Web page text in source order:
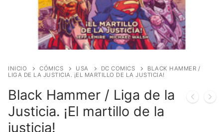
Juegos de cartas
Juegos de dados
Juegos de tablero
Juegos infantiles
Juegos de Rol
Juegos de miniaturas
Cómics
Europeo
Manga
USA
DC Comics
Marvel Comics
Harry Potter
Star Wars
Merchandising
Figuras
Funko POP!
Literatura
Liquidaciones
Contacto
INICIO CÓMICS USA DC COMICS
BLACK HAMMER /
LIGA DE LA JUSTICIA. ¡EL MARTILLO DE LA JUSTICIA!
Black Hammer / Liga de la
Justicia. ¡El martillo de la
justicia!